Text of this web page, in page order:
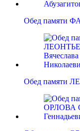
Обед памяти
Обед памяти